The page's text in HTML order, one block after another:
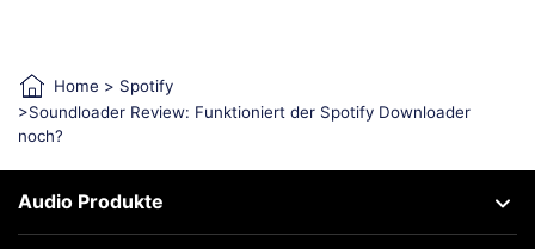
Home > Spotify
>Soundloader Review: Funktioniert der Spotify Downloader
noch?
Audio Produkte